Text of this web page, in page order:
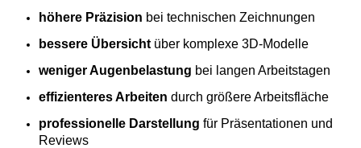
höhere Präzision bei technischen Zeichnungen
bessere Übersicht über komplexe 3D‑Modelle
weniger Augenbelastung bei langen Arbeitstagen
effizienteres Arbeiten durch größere Arbeitsfläche
professionelle Darstellung für Präsentationen und
Reviews